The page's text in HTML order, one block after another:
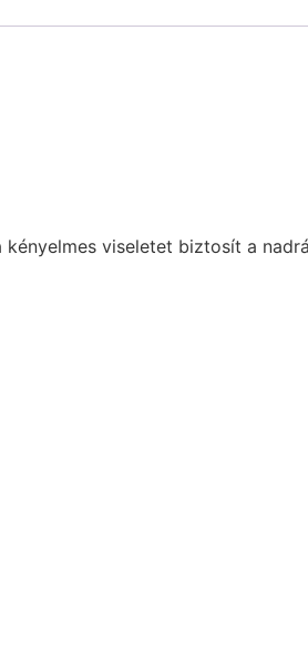
viseletet biztosít a